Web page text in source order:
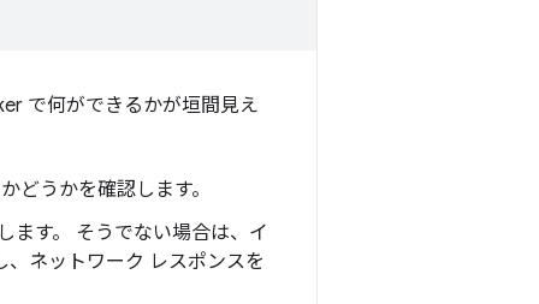
で何ができるかが垣間見え
どうかを確認します。
ます。 そうでない場合は、イ
ネットワーク レスポンスを